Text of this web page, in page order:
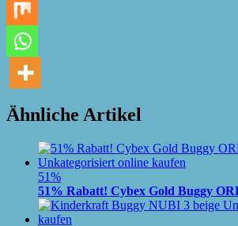
Ähnliche Artikel
51%
51% Rabatt! Cybex Gold Buggy